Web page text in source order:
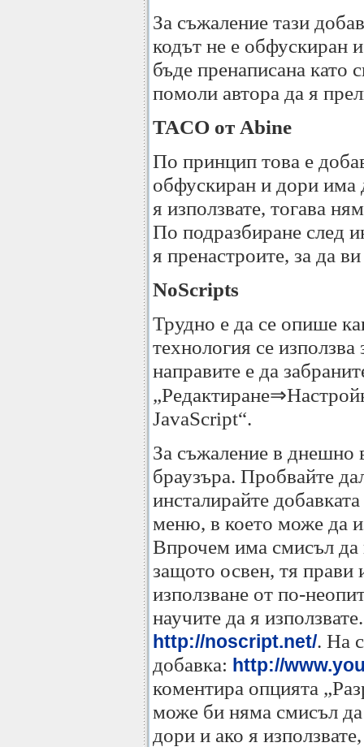
За съжаление тази
кодът не е обфускиран
бъде пренаписана като
помоли автора да я
TACO от Abine
По принцип това е
обфускиран и дори има
я използвате, тогава
По подразбиране след
я пренастроите, за да
NoScripts
Трудно е да се опише
технология се
направите е да
JavaScript“.
За съжаление в днешно
браузъра. Пробвайте
инсталирайте
меню, в което може да
Впрочем има смисъл да
защото освен, тя прави
използване от по-
научите да я
http://noscript.net/. На
добавка: http://
коментира опцията
може би няма смисъл да
дори и ако я